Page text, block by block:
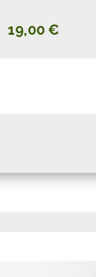
19,00 €